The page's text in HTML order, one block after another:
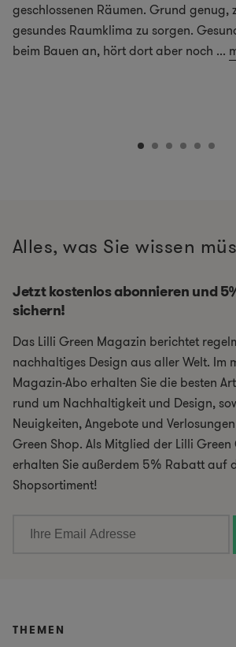
geschlossenen Räumen. Grund genug,
gesundes Raumklima zu sorgen.
beim Bauen an, hört dort aber noch ...
Alles, was Sie wissen
Jetzt kostenlos abonnieren und
sichern!
Das Lilli Green Magazin berichtet
nachhaltiges Design aus aller Welt. Im
Magazin-Abo erhalten Sie die besten
rund um Nachhaltigkeit und Design,
Neuigkeiten, Angebote und
Green Shop. Als Mitglied der Lilli
erhalten Sie außerdem 5% Rabatt auf
Shopsortiment!
THEMEN